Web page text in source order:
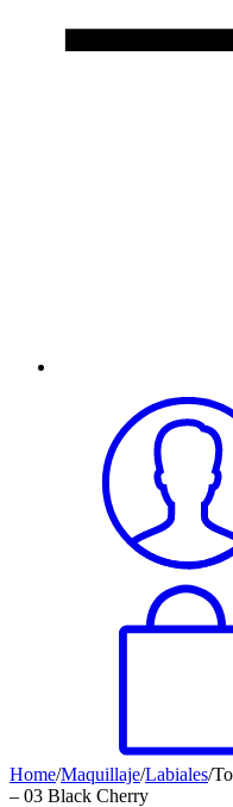
Home/Maquillaje/Labiales/
– 03 Black Cherry